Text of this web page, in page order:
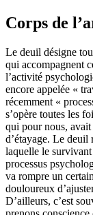
Corps de
Le deuil désigne
qui accompagnent
l’activité
encore appelée «
récemment «
s’opère toutes les
qui pour nous,
d’étayage. Le deuil
laquelle le
processus
va rompre un
douloureux
D’ailleurs, c’est